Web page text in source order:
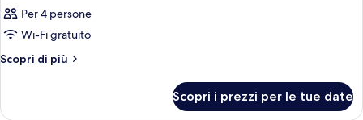
Per 4 persone
Wi-Fi gratuito
Scopri di più
Altri
Scopri i prezzi per le tue date